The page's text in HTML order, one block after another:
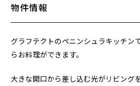
物件情報
グラフテクトのペニンシュラキッチン
らお料理ができます。
大きな開口から差し込む光がリビング